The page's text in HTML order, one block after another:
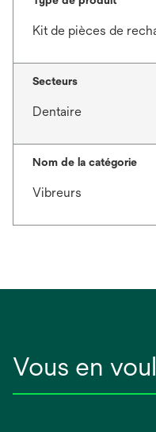
Kit de pièces de
Secteurs
Dentaire
Nom de la catégorie
Vibreurs
Vous en